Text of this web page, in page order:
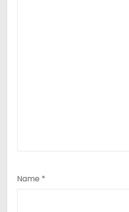
Name *